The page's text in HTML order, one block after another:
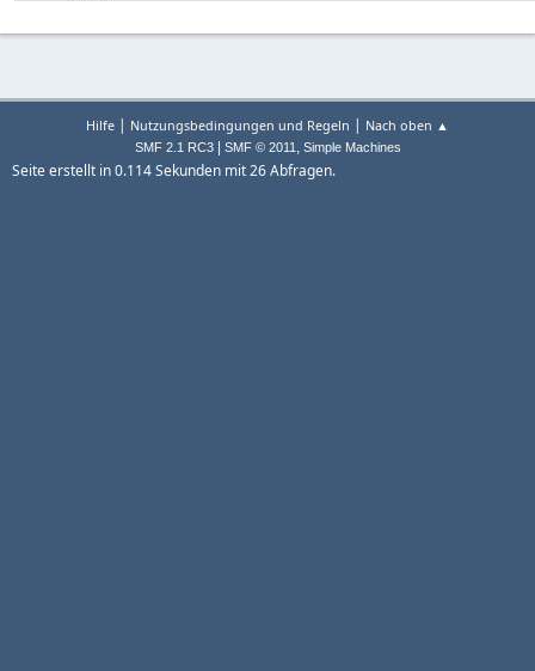
Hilfe | Nutzungsbedingungen und Regeln | Nach oben ▲
SMF 2.1 RC3| SMF © 2011 , Simple Machines
Seite erstellt in 0.114 Sekunden mit 26 Abfragen.